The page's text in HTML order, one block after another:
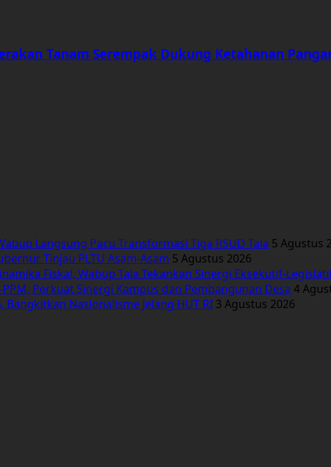
Tanam Serempak Dukung Ketahanan
Langsung Pacu Transformasi Tiga RSUD Tala 5 Agustus
Tinjau PLTU Asam-Asam 5 Agustus 2026
Fiskal, Wabup Tala Tekankan Sinergi Eksekutif-
Perkuat Sinergi Kampus dan Pembangunan Desa 4
Nasionalisme Jelang HUT RI 3 Agustus 2026